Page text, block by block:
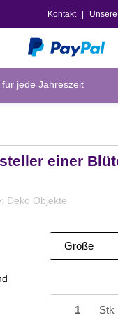
Kontakt
für jede Jahreszeit
einer
Deko Objekte
Größe
Stk